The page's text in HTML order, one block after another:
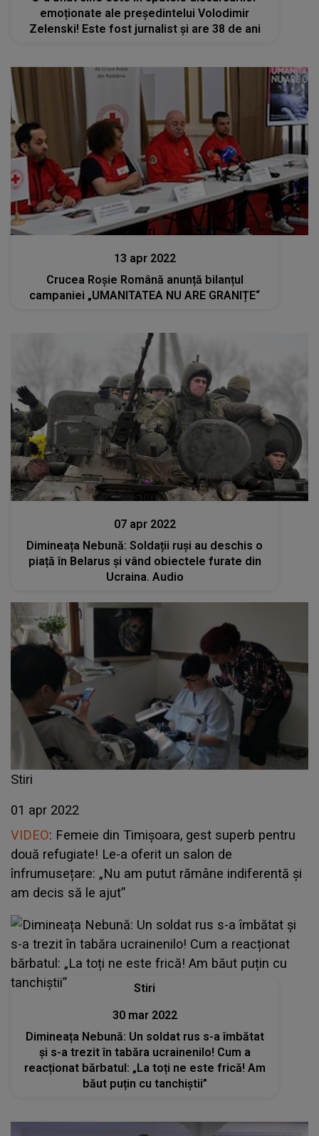
emoționate ale președintelui Volodimir
Zelenski! Este fost jurnalist și are 38 de ani
Stiri
13 apr 2022
Crucea Roșie Română anunță bilanțul
campaniei „UMANITATEA NU ARE GRANIȚE“
Stiri
07 apr 2022
Dimineața Nebună: Soldații ruși au deschis o
piață în Belarus și vând obiectele furate din
Ucraina. Audio
Stiri
01 apr 2022
VIDEO: Femeie din Timișoara, gest superb pentru
două refugiate! Le-a oferit un salon de
înfrumusețare: „Nu am putut rămâne indiferentă și
am decis să le ajut”
Stiri
30 mar 2022
Dimineața Nebună: Un soldat rus s-a îmbătat
și s-a trezit în tabăra ucrainenilo! Cum a
reacționat bărbatul: „La toți ne este frică! Am
băut puțin cu tanchiștii”